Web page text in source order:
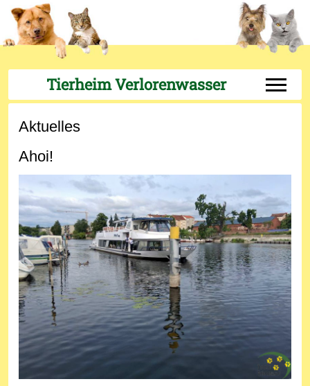
Tierheim Verlorenwasser Off-
Aktuelles
Ahoi!